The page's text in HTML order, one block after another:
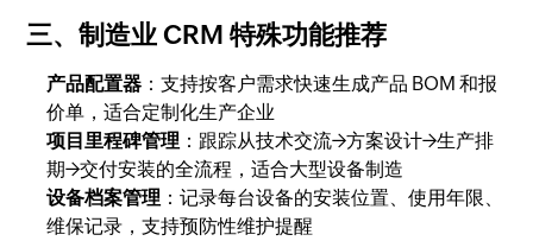
三、制造业 CRM 特殊功能推荐
产品配置器 ：支持按客户需求快速生成产品 BOM 和报
价单，适合定制化生产企业
项目里程碑管理 ：跟踪从技术交流→方案设计→生产排
期→交付安装的全流程，适合大型设备制造
设备档案管理 ：记录每台设备的安装位置、使用年限、
维保记录，支持预防性维护提醒